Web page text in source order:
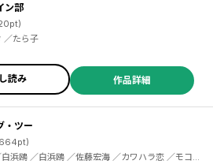
ン部
蛇蔵 ／鈴木ツタ ／たら子
読み 作品詳細
・ツー